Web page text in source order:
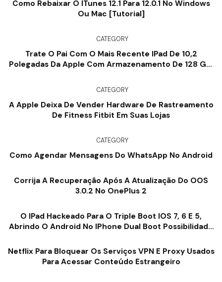
Como Rebaixar O ITunes 12.1 Para 12.0.1 No Windows
Ou Mac [tutorial]
CATEGORY
Trate O Pai Com O Mais Recente IPad De 10,2
Polegadas Da Apple Com Armazenamento De 128 GB,
CATEGORY
A Apple Deixa De Vender Hardware De Rastreamento
De Fitness Fitbit Em Suas Lojas
CATEGORY
Como Agendar Mensagens Do WhatsApp No ​​Android
Corrija A Recuperação Após A Atualização Do OOS
3.0.2 No OnePlus 2
O IPad Hackeado Para O Triple Boot IOS 7, 6 E 5,
Abrindo O Android No IPhone Dual Boot Possibilidade
Netflix Para Bloquear Os Serviços VPN E Proxy Usados
​​para Acessar Conteúdo Estrangeiro